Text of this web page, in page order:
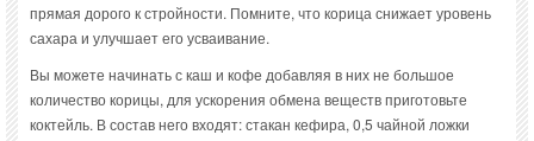
прямая дорого к стройности. Помните, что корица снижает уровень
сахара и улучшает его усваивание.
Вы можете начинать с каш и кофе добавляя в них не большое
количество корицы, для ускорения обмена веществ приготовьте
коктейль. В состав него входят: стакан кефира, 0,5 чайной ложки